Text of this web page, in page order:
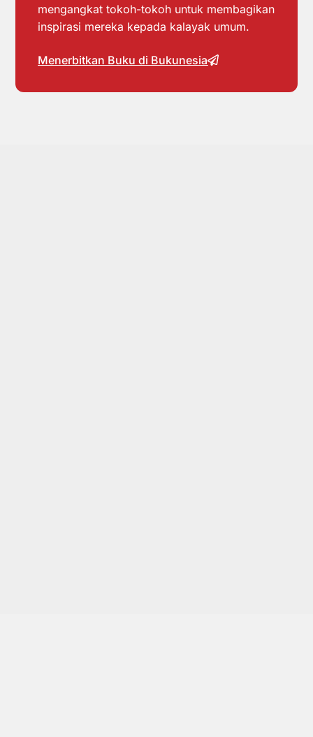
mengangkat tokoh-tokoh untuk membagikan
inspirasi mereka kepada kalayak umum.
Menerbitkan Buku di Bukunesia